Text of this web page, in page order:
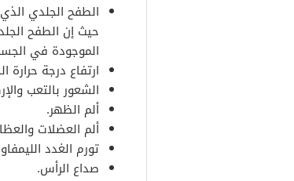
الطفح الجلدي
حيث إن الطفح
الموجودة في
ارتفاع درجة
الشعور بالتعب
ألم الظهر.
ألم العضلات
تورم الغدد
صداع الرأس.